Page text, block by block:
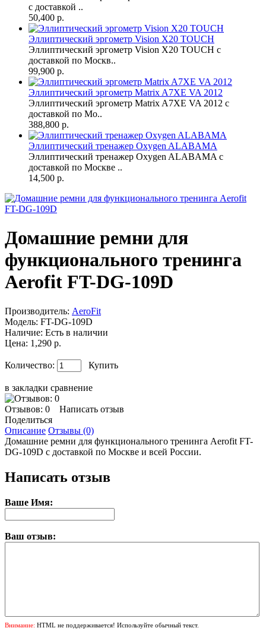
с доставкой ..
50,400 р.
Эллиптический эргометр Vision X20 TOUCH
Эллиптический эргометр Vision X20 TOUCH с
доставкой по Москв..
99,900 р.
Эллиптический эргометр Matrix A7XE VA 2012
Эллиптический эргометр Matrix A7XE VA 2012 с
доставкой по Мо..
388,800 р.
Эллиптический тренажер Oxygen ALABAMA
Эллиптический тренажер Oxygen ALABAMA с
доставкой по Москве ..
14,500 р.
Домашние ремни для
функционального тренинга
Aerofit FT-DG-109D
Производитель: AeroFit
Модель: FT-DG-109D
Наличие: Есть в наличии
Цена: 1,290 р.
Количество: Купить
в закладки сравнение
Отзывов: 0
Написать отзыв
Поделиться
Описание Отзывы (0)
Домашние ремни для функционального тренинга Aerofit FT-
DG-109D с доставкой по Москве и всей России.
Написать отзыв
Ваше Имя:
Ваш отзыв:
Внимание: HTML не поддерживается! Используйте обычный текст.